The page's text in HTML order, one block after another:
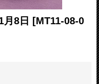
8日 [MT11-08-0